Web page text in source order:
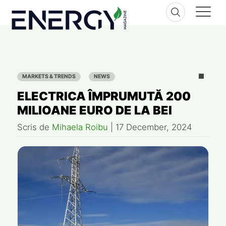
content
MARKETS & TRENDS NEWS
ELECTRICA ÎMPRUMUTĂ 200
MILIOANE EURO DE LA BEI
Scris de Mihaela Roibu 17 December, 2024